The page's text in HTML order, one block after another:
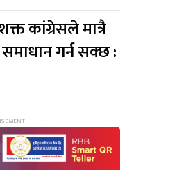
कांग्रेसले मात्रै
गर्न सक्छ :